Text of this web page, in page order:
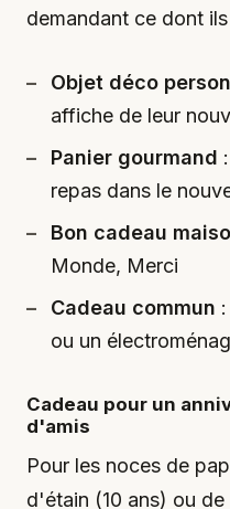
demandant ce dont
Objet déco
affiche de leur
Panier gourmand
repas dans le
Bon cadeau
Monde, Merci
Cadeau commun
ou un
Cadeau pour un
d'amis
Pour les noces de
d'étain (10 ans) ou